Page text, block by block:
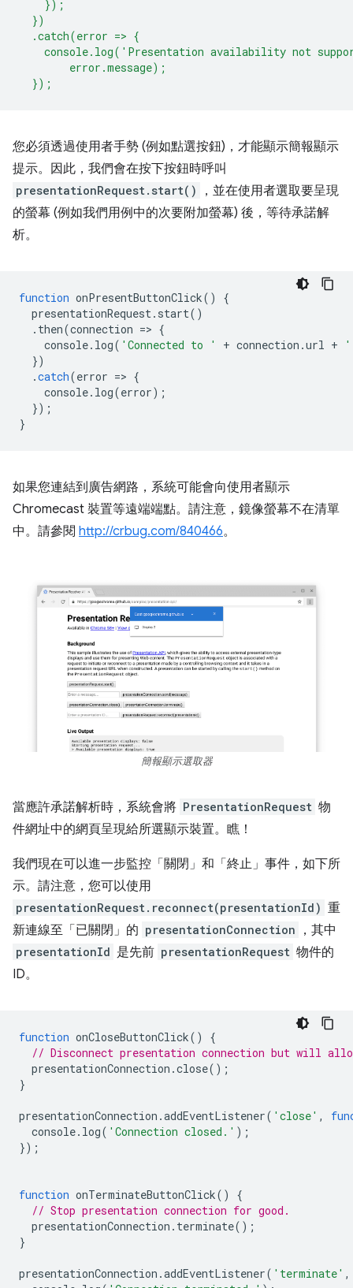
    });
  })
  .catch(error => {
console.log('Presentation availability not
        error.message);
  });
您必須透過使用者手勢 (例如點選按鈕)，才能顯示簡報顯示
提示。因此，我們會在按下按鈕時呼叫
presentationRequest.start()
，並在使用者選取要呈現
的螢幕 (例如我們用例中的次要附加螢幕) 後，等待承諾解
析。
function onPresentButtonClick()
{
presentationRequest. start()
. then(connection => {
console. log( 'Connected to ' + connection .url +
})
.catch(error => {
console. log(error);
});
}
如果您連結到廣告網路，系統可能會向使用者顯示
Chromecast 裝置等遠端端點。請注意，鏡像螢幕不在清單
中。請參閱 http://crbug.com/840466。
簡報顯示選取器
當應許承諾解析時，系統會將 PresentationRequest 物
件網址中的網頁呈現給所選顯示裝置。瞧！
我們現在可以進一步監控「關閉」和「終止」事件，如下所
示。請注意，您可以使用
presentationRequest.reconnect(presentationId) 重
新連線至「已關閉」的 presentationConnection ，其中
presentationId 是先前 presentationRequest 物件的
ID。
function onCloseButtonClick()
{
// Disconnect presentation connection but will
presentationConnection .close();
}
presentationConnection .addEventListener( 'close' ,
console. log( 'Connection closed.' );
});
function onTerminateButtonClick()
{
// Stop presentation connection for good.
presentationConnection . terminate();
}
presentationConnection .addEventListener( 'terminate' ,